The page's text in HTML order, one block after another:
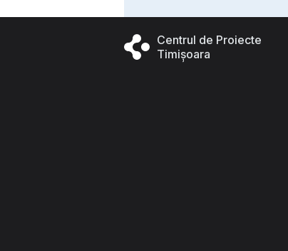
Centrul de Proiecte
Timișoara